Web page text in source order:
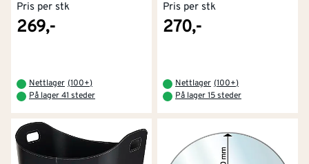
Pris per stk
269,-
Nettlager (100+)
På lager 41 steder
Pris per stk
270,-
Nettlager (100+)
På lager 15 steder